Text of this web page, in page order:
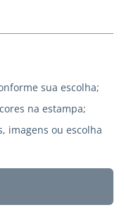
sua escolha;
na estampa;
imagens ou escolha